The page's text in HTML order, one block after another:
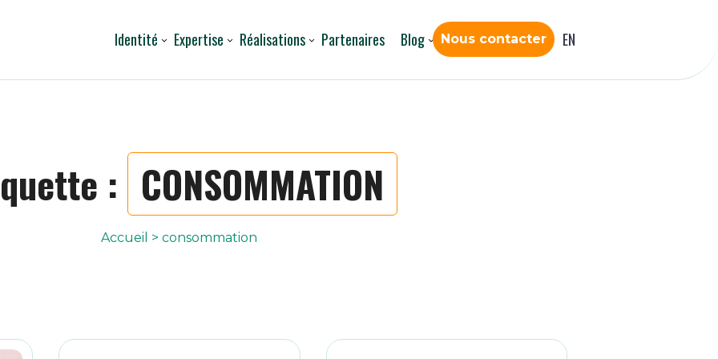
Identité Expertise Réalisations Partenaires Blog Nous contacter EN
: CONSOMMATION
Accueil >consommation